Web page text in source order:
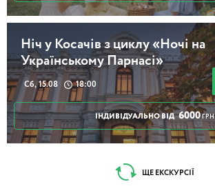
Ніч у Косачів з циклу «Ночі на
Українському Парнасі»
Сб, 15.08 18:00
ІНДИВІДУАЛЬНО ВІД 6000 ГРН
ЩЕ ЕКСКУРСІЇ